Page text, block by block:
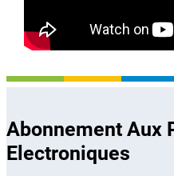
Abonnement Aux
Electroniques